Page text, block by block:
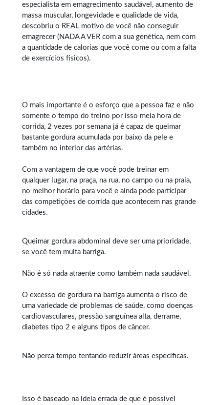
especialista em emagrecimento saudável , aumento de
massa muscular, longevidade e qualidade de vida,
descobriu o REAL motivo de você não conseguir
emagrecer (NADA A VER com a sua genética, nem com
a quantidade de calorias que você come ou com a falta
de exercícios físicos).
O mais importante é o esforço que a pessoa faz e não
somente o tempo do treino por isso meia hora de
corrida, 2 vezes por semana já é capaz de queimar
bastante gordura acumulada por baixo da pele e
também no interior das artérias.
Com a vantagem de que você pode treinar em
qualquer lugar, na praça, na rua, no campo ou na praia,
no melhor horário para você e ainda pode participar
das competições de corrida que acontecem nas grande
cidades.
Queimar gordura abdominal deve ser uma prioridade,
se você tem muita barriga.
Não é só nada atraente como também nada saudável.
O excesso de gordura na barriga aumenta o risco de
uma variedade de problemas de saúde, como doenças
cardiovasculares, pressão sanguínea alta, derrame,
diabetes tipo 2 e alguns tipos de câncer.
Não perca tempo tentando reduzir áreas específicas.
Isso é baseado na ideia errada de que é possível